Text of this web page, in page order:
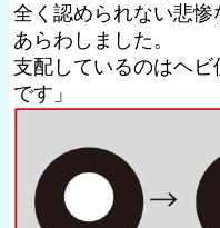
全く認められない悲
あらわしました。
支配しているのはヘ
です」